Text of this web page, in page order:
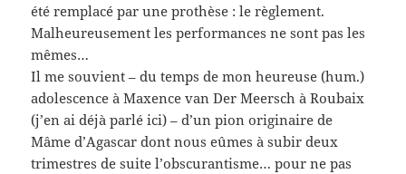
été remplacé par une prothèse : le règlement.
Malheureusement les performances ne sont pas les
mêmes…
Il me souvient – du temps de mon heureuse (hum.)
adolescence à Maxence van Der Meersch à Roubaix
(j’en ai déjà parlé ici) – d’un pion originaire de
Mâme d’Agascar dont nous eûmes à subir deux
trimestres de suite l’obscurantisme… pour ne pas